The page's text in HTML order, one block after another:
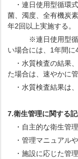
・連日使用型循環
菌、濁度、全有機炭
年2回以上実施する。
※連日使用型循環
い場合には、1年間に
・水質検査の結果
た場合は、速やかに
・水質検査結果は、
7.衛生管理に関する
・自主的な衛生管
・管理マニュアル
・施設に応じた管